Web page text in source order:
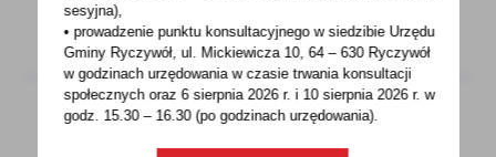
sesyjna),
• prowadzenie punktu konsultacyjnego w siedzibie Urzędu
Gminy Ryczywół, ul. Mickiewicza 10, 64 – 630 Ryczywół
w godzinachurzędowania w czasie trwania konsultacji
społecznych oraz 6 sierpnia 2026 r. i 10 sierpnia 2026 r. w
godz. 15.30 – 16.30 (po godzinachurzędowania).